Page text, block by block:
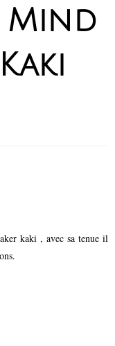
kaki , avec sa tenue il